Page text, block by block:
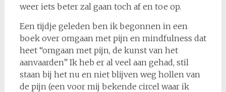
weer iets beter zal gaan toch af en toe op.
Een tijdje geleden ben ik begonnen in een
boek over omgaan met pijn en mindfulness dat
heet “omgaan met pijn, de kunst van het
aanvaarden” Ik heb er al veel aan gehad, stil
staan bij het nu en niet blijven weg hollen van
de pijn (een voor mij bekende circel waar ik